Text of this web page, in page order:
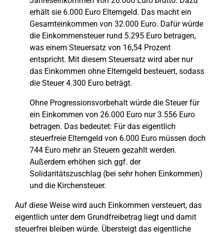
erhält sie 6.000 Euro Elterngeld. Das macht ein
Gesamteinkommen von 32.000 Euro. Dafür würde
die Einkommensteuer rund 5.295 Euro betragen,
was einem Steuersatz von 16,54 Prozent
entspricht. Mit diesem Steuersatz wird aber nur
das Einkommen ohne Elterngeld besteuert, sodass
die Steuer 4.300 Euro beträgt.
Ohne Progressionsvorbehalt würde die Steuer für
ein Einkommen von 26.000 Euro nur 3.556 Euro
betragen. Das bedeutet: Für das eigentlich
steuerfreie Elterngeld von 6.000 Euro müssen doch
744 Euro mehr an Steuern gezahlt werden.
Außerdem erhöhen sich ggf. der
Solidaritätszuschlag (bei sehr hohen Einkommen)
und die Kirchensteuer.
Auf diese Weise wird auch Einkommen versteuert, das
eigentlich unter dem Grundfreibetrag liegt und damit
steuerfrei bleiben würde. Übersteigt das eigentliche